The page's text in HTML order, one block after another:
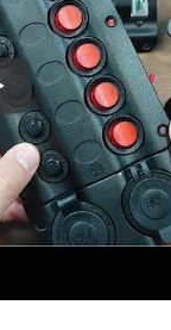
Subpainel de